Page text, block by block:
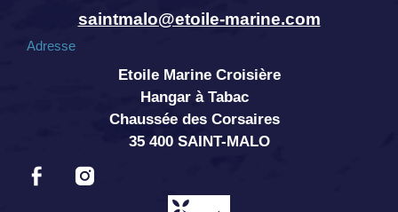
saintmalo@etoile-marine.com
Adresse
Etoile Marine Croisière
Hangar à Tabac
Chaussée des Corsaires
35 400 SAINT-MALO